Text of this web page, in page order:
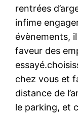
rentrées
infime
évènements,
faveur des
chez vous et
distance de
le parking, et